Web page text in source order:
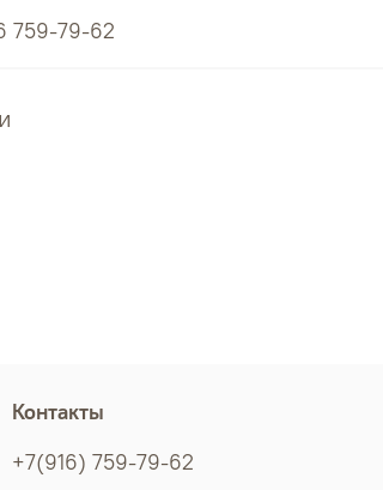
759-79-62
Контакты
+7(916) 759-79-62